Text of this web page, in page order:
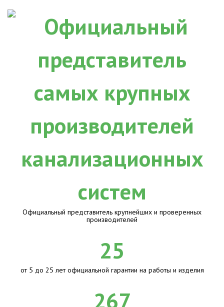
Официальный представитель крупнейших и проверенных
производителей
25
от 5 до 25 лет официальной гарантии на работы и изделия
267